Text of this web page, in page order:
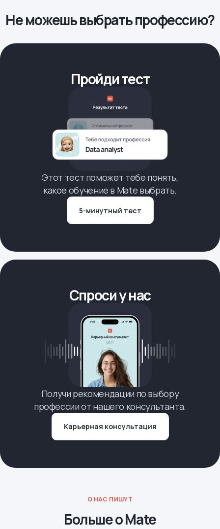
Не можешь выбрать профессию?
Пройди тест
Этот тест поможет тебе понять,
какое обучение в Mate выбрать.
5-минутный тест
Спроси у нас
Получи рекомендации по выбору
профессии от нашего консультанта.
Карьерная консультация
О НАС ПИШУТ
Больше о Mate